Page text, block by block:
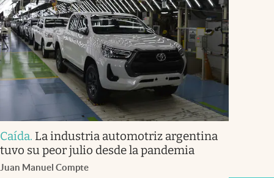
Caída. La industria automotriz argentina
tuvo su peor julio desde la pandemia
Juan Manuel Compte